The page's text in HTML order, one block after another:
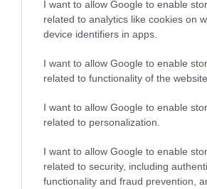
I want to allow Google to enable
related to analytics like cookies on
device identifiers in apps.
I want to allow Google to enable
related to functionality of the
I want to allow Google to enable
related to personalization.
I want to allow Google to enable
related to security, including
functionality and fraud prevention,
MIT EGYÜNK, HA 70 FELETT IS